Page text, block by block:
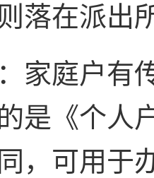
落在派出
家庭户有
是《个人
，可用于